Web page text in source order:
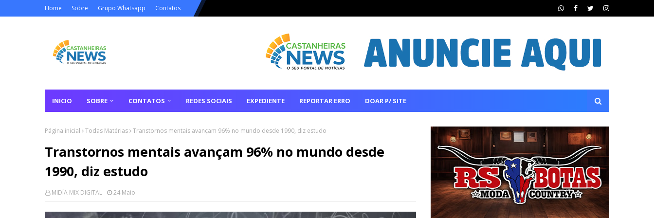
Home Sobre Grupo Whatsapp Contatos
INICIO SOBRE CONTATOS REDES SOCIAIS EXPEDIENTE REPORTAR ERRO DOAR P/ SITE
Página inicial Todas Matérias Transtornos mentais avançam 96% no mundo desde 1990, diz estudo
Transtornos mentais avançam 96% no mundo desde
1990, diz estudo
MIDÍA MIX DIGITAL 24 Maio